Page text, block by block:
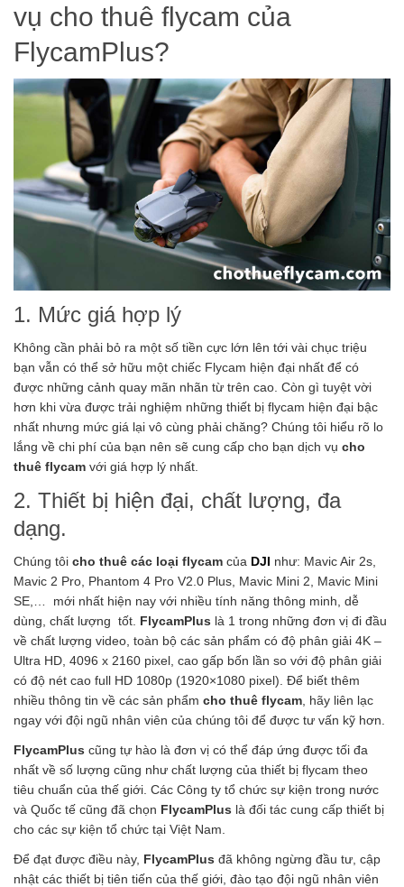
vụ cho thuê flycam của
FlycamPlus?
1. Mức giá hợp lý
Không cần phải bỏ ra một số tiền cực lớn lên tới vài chục triệu
bạn vẫn có thể sở hữu một chiếc Flycam hiện đại nhất để có
được những cảnh quay mãn nhãn từ trên cao. Còn gì tuyệt vời
hơn khi vừa được trải nghiệm những thiết bị flycam hiện đại bậc
nhất nhưng mức giá lại vô cùng phải chăng? Chúng tôi hiểu rõ lo
lắng về chi phí của bạn nên sẽ cung cấp cho bạn dịch vụ cho
thuê flycam với giá hợp lý nhất.
2. Thiết bị hiện đại, chất lượng, đa
dạng.
Chúng tôi cho thuê các loại flycam của DJI như: Mavic Air 2s,
Mavic 2 Pro, Phantom 4 Pro V2.0 Plus, Mavic Mini 2, Mavic Mini
SE,… mới nhất hiện nay với nhiều tính năng thông minh, dễ
dùng, chất lượng tốt. FlycamPlus là 1 trong những đơn vị đi đầu
về chất lượng video, toàn bộ các sản phẩm có độ phân giải 4K –
Ultra HD, 4096 x 2160 pixel, cao gấp bốn lần so với độ phân giải
có độ nét cao full HD 1080p (1920×1080 pixel). Để biết thêm
nhiều thông tin về các sản phẩm cho thuê flycam , hãy liên lạc
ngay với đội ngũ nhân viên của chúng tôi để được tư vấn kỹ hơn.
FlycamPlus cũng tự hào là đơn vị có thể đáp ứng được tối đa
nhất về số lượng cũng như chất lượng của thiết bị flycam theo
tiêu chuẩn của thế giới. Các Công ty tổ chức sự kiện trong nước
và Quốc tế cũng đã chọn FlycamPlus là đối tác cung cấp thiết bị
cho các sự kiện tổ chức tại Việt Nam.
Để đạt được điều này, FlycamPlus đã không ngừng đầu tư, cập
nhật các thiết bị tiên tiến của thế giới, đào tạo đội ngũ nhân viên